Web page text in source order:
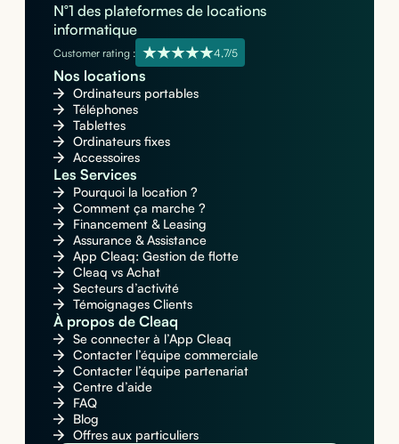
N°1 des plateformes de locations
informatique
Customer rating : 4,7/5
Nos locations
Ordinateurs portables
Téléphones
Tablettes
Ordinateurs fixes
Accessoires
Les Services
Pourquoi la location ?
Comment ça marche ?
Financement & Leasing
Assurance & Assistance
App Cleaq: Gestion de flotte
Cleaq vs Achat
Secteurs d’activité
Témoignages Clients
À propos de Cleaq
Se connecter à l’App Cleaq
Contacter l’équipe commerciale
Contacter l’équipe partenariat
Centre d’aide
FAQ
Blog
Offres aux particuliers